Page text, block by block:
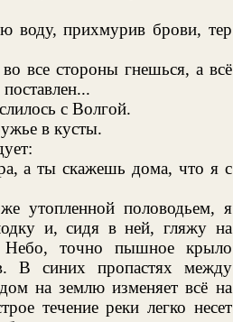
воду, прихмурив брови, тер
все стороны гнешься, а всё
с Волгой.
в кусты.
а ты скажешь дома, что я с
утопленной половодьем, я
и, сидя в ней, гляжу на
Небо, точно пышное крыло
В синих пропастях между
на землю изменяет всё на
течение реки легко несет